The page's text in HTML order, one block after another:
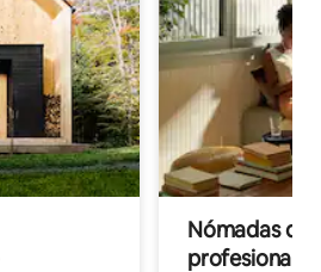
Nómadas